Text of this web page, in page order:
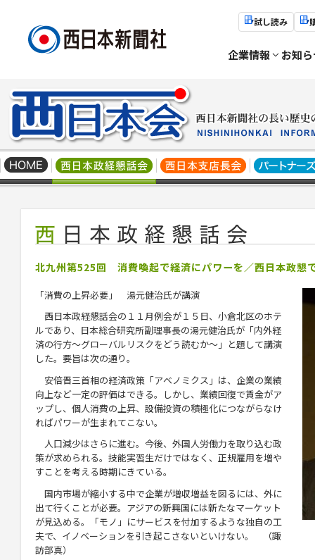
試し読み
企業情報 お知
北九州第525回 消費喚起で経済にパワーを／西日本政懇
「消費の上昇必要」 湯元健治氏が講演
西日本政経懇話会の１１月例会が１５日、小倉北区のホテ
ルであり、日本総合研究所副理事長の湯元健治氏が「内外経
済の行方～グローバルリスクをどう読むか～」と題して講演
した。要旨は次の通り。
安倍晋三首相の経済政策「アベノミクス」は、企業の業績
向上など一定の評価はできる。しかし、業績回復で賃金がア
ップし、個人消費の上昇、設備投資の積極化につながらなけ
ればパワーが生まれてこない。
人口減少はさらに進む。今後、外国人労働力を取り込む政
策が求められる。技能実習生だけではなく、正規雇用を増や
すことを考える時期にきている。
国内市場が縮小する中で企業が増収増益を図るには、外に
出て行くことが必要。アジアの新興国には新たなマーケット
が見込める。「モノ」にサービスを付加するような独自の工
夫で、イノベーションを引き起こさないといけない。 （諏
訪部真）